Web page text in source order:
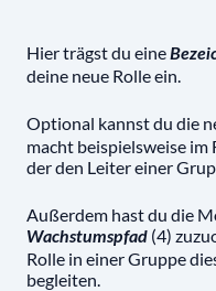
Hier trägst du eine
deine neue Rolle ein.
Optional kannst du die
macht beispielsweise im
der den Leiter einer
Außerdem hast du die
Wachstumspfad (4)
Rolle in einer Gruppe
begleiten.